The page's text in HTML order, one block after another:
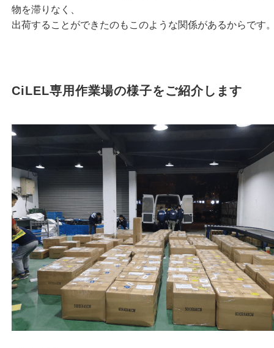
物を滞りなく、
出荷することができたのもこのような関係があるからです
CiLEL専用作業場の様子をご紹介します